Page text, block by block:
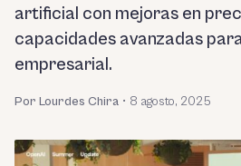
artificial con mejoras en
capacidades avanzadas
empresarial.
Por Lourdes Chira • 8 agosto, 2025